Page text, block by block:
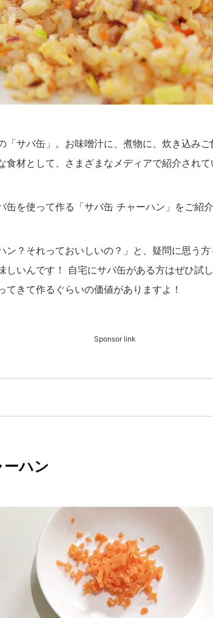
「サバ缶」。お味噌汁に、煮物に、炊き込み
食材として、さまざまなメディアで紹介されて
缶を使って作る「サバ缶 チャーハン」をご紹介
ン？それっておいしいの？」と、疑問に思う
しいんです！ 自宅にサバ缶がある方はぜひ試
てきて作るぐらいの価値がありますよ！
Sponsor link
ハン